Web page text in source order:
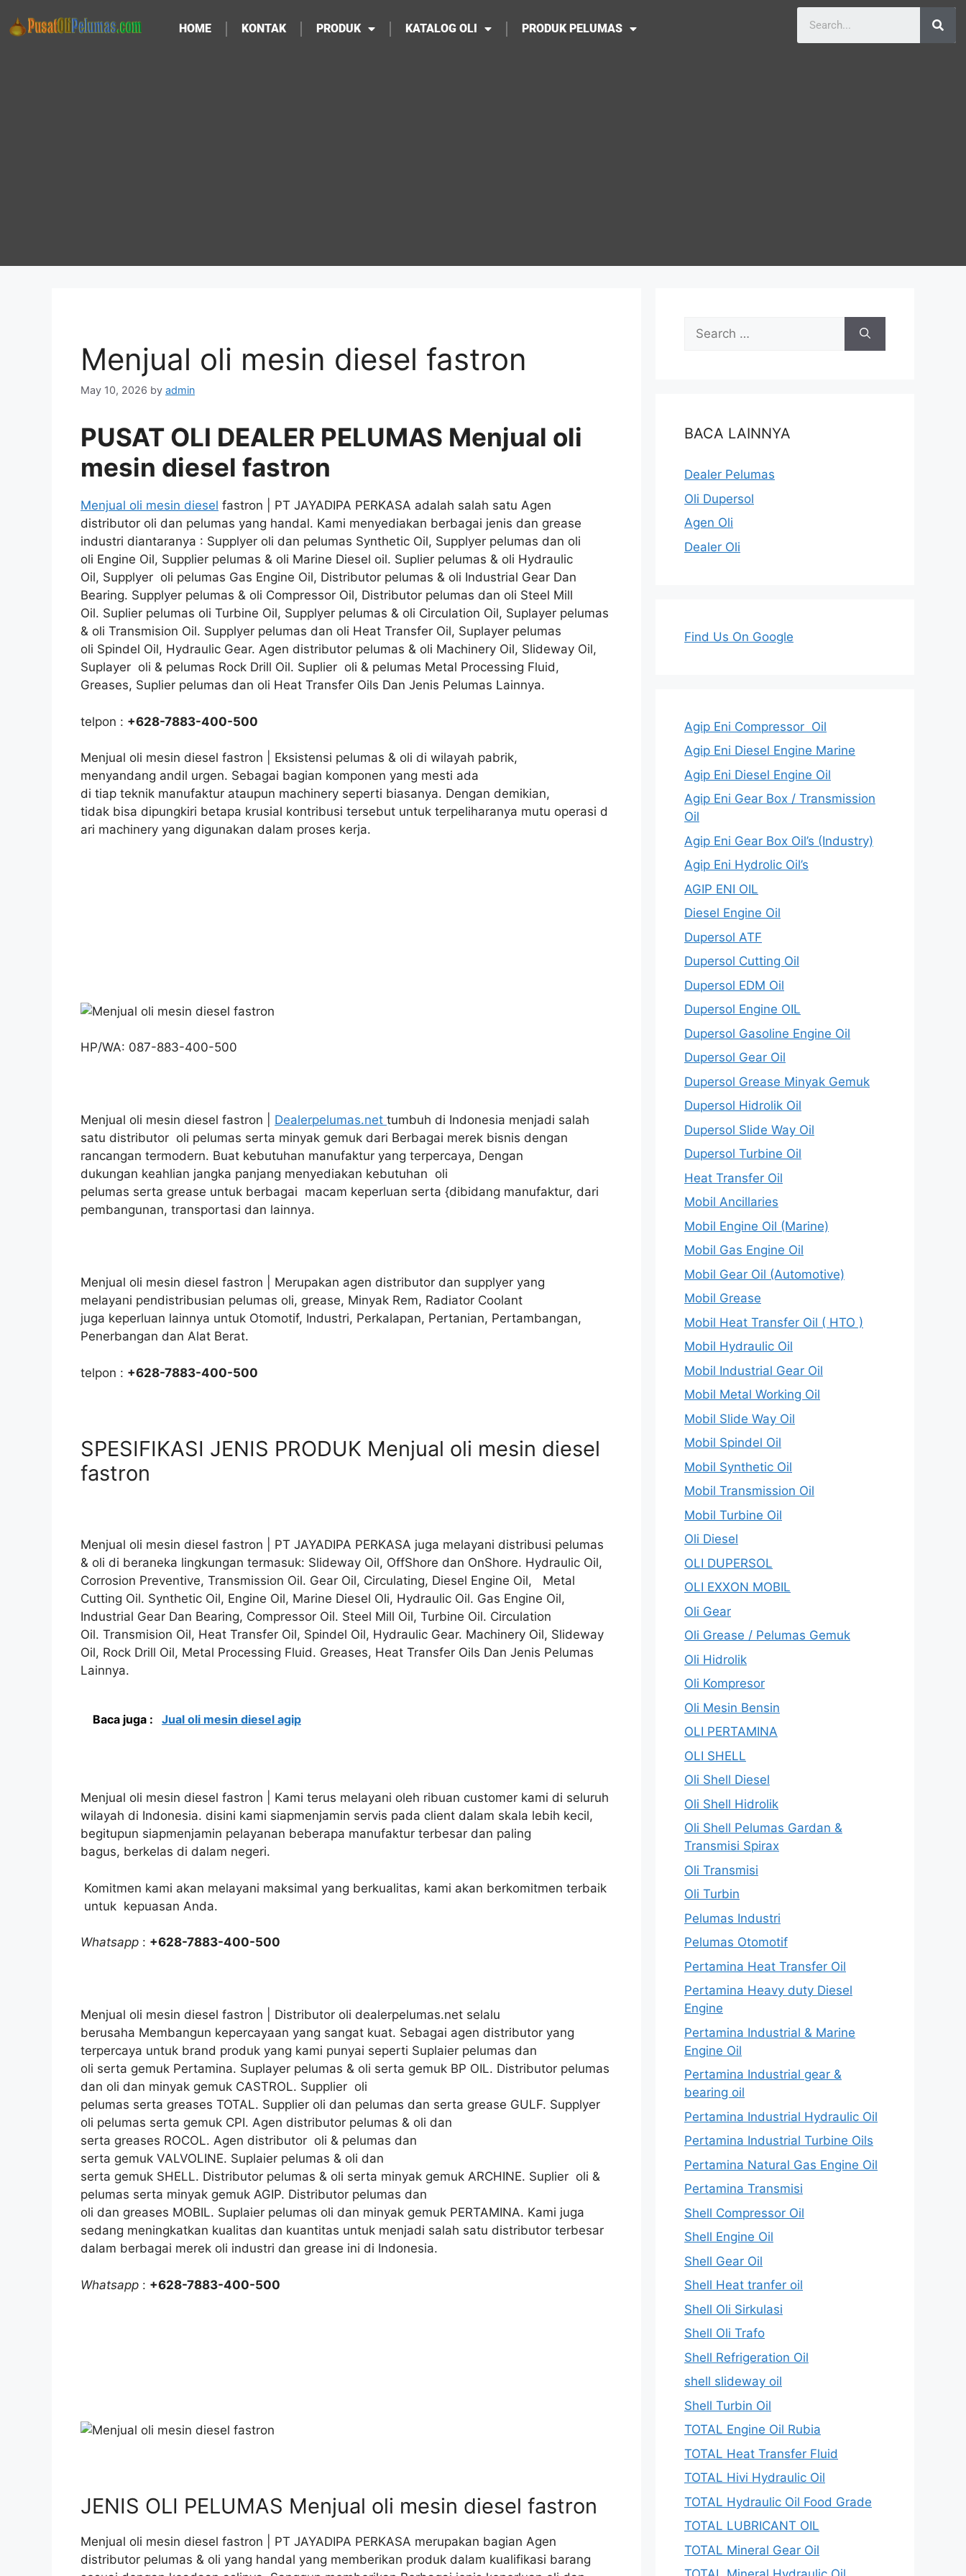
HOME KONTAK PRODUK KATALOG OLI PRODUK PELUMAS
Menjual oli mesin diesel fastron
May 10, 2026 by admin
PUSAT OLI DEALER PELUMAS Menjual oli
mesin diesel fastron
Menjual oli mesin diesel fastron | PT JAYADIPA PERKASA adalah salah satu Agen
distributor oli dan pelumas yang handal. Kami menyediakan berbagai jenis dan grease
industri diantaranya : Supplyer oli dan pelumas Synthetic Oil, Supplyer pelumas dan oli
oli Engine Oil, Supplier pelumas & oli Marine Diesel oil. Suplier pelumas & oli Hydraulic
Oil, Supplyer oli pelumas Gas Engine Oil, Distributor pelumas & oli Industrial Gear Dan
Bearing. Supplyer pelumas & oli Compressor Oil, Distributor pelumas dan oli Steel Mill
Oil. Suplier pelumas oli Turbine Oil, Supplyer pelumas & oli Circulation Oil, Suplayer pelumas
& oli Transmision Oil. Supplyer pelumas dan oli Heat Transfer Oil, Suplayer pelumas
oli Spindel Oil, Hydraulic Gear. Agen distributor pelumas & oli Machinery Oil, Slideway Oil,
Suplayer oli & pelumas Rock Drill Oil. Suplier oli & pelumas Metal Processing Fluid,
Greases, Suplier pelumas dan oli Heat Transfer Oils Dan Jenis Pelumas Lainnya.
telpon : +628-7883-400-500
Menjual oli mesin diesel fastron | Eksistensi pelumas & oli di wilayah pabrik,
menyandang andil urgen. Sebagai bagian komponen yang mesti ada
di tiap teknik manufaktur ataupun machinery seperti biasanya. Dengan demikian,
tidak bisa dipungkiri betapa krusial kontribusi tersebut untuk terpeliharanya mutu operasi d
ari machinery yang digunakan dalam proses kerja.
HP/WA: 087-883-400-500
Menjual oli mesin diesel fastron | Dealerpelumas.net tumbuh di Indonesia menjadi salah
satu distributor oli pelumas serta minyak gemuk dari Berbagai merek bisnis dengan
rancangan termodern. Buat kebutuhan manufaktur yang terpercaya, Dengan
dukungan keahlian jangka panjang menyediakan kebutuhan oli
pelumas serta grease untuk berbagai macam keperluan serta {dibidang manufaktur, dari
pembangunan, transportasi dan lainnya.
Menjual oli mesin diesel fastron | Merupakan agen distributor dan supplyer yang
melayani pendistribusian pelumas oli, grease, Minyak Rem, Radiator Coolant
juga keperluan lainnya untuk Otomotif, Industri, Perkalapan, Pertanian, Pertambangan,
Penerbangan dan Alat Berat.
telpon : +628-7883-400-500
SPESIFIKASI JENIS PRODUK Menjual oli mesin diesel
fastron
Menjual oli mesin diesel fastron | PT JAYADIPA PERKASA juga melayani distribusi pelumas
& oli di beraneka lingkungan termasuk: Slideway Oil, OffShore dan OnShore. Hydraulic Oil,
Corrosion Preventive, Transmission Oil. Gear Oil, Circulating, Diesel Engine Oil, Metal
Cutting Oil. Synthetic Oil, Engine Oil, Marine Diesel Oli, Hydraulic Oil. Gas Engine Oil,
Industrial Gear Dan Bearing, Compressor Oil. Steel Mill Oil, Turbine Oil. Circulation
Oil. Transmision Oil, Heat Transfer Oil, Spindel Oil, Hydraulic Gear. Machinery Oil, Slideway
Oil, Rock Drill Oil, Metal Processing Fluid. Greases, Heat Transfer Oils Dan Jenis Pelumas
Lainnya.
Baca juga : Jual oli mesin diesel agip
Menjual oli mesin diesel fastron | Kami terus melayani oleh ribuan customer kami di seluruh
wilayah di Indonesia. disini kami siapmenjamin servis pada client dalam skala lebih kecil,
begitupun siapmenjamin pelayanan beberapa manufaktur terbesar dan paling
bagus, berkelas di dalam negeri.
Komitmen kami akan melayani maksimal yang berkualitas, kami akan berkomitmen terbaik
untuk kepuasan Anda.
Whatsapp : +628-7883-400-500
Menjual oli mesin diesel fastron | Distributor oli dealerpelumas.net selalu
berusaha Membangun kepercayaan yang sangat kuat. Sebagai agen distributor yang
terpercaya untuk brand produk yang kami punyai seperti Suplaier pelumas dan
oli serta gemuk Pertamina. Suplayer pelumas & oli serta gemuk BP OIL. Distributor pelumas
dan oli dan minyak gemuk CASTROL. Supplier oli
pelumas serta greases TOTAL. Supplier oli dan pelumas dan serta grease GULF. Supplyer
oli pelumas serta gemuk CPI. Agen distributor pelumas & oli dan
serta greases ROCOL. Agen distributor oli & pelumas dan
serta gemuk VALVOLINE. Suplaier pelumas & oli dan
serta gemuk SHELL. Distributor pelumas & oli serta minyak gemuk ARCHINE. Suplier oli &
pelumas serta minyak gemuk AGIP. Distributor pelumas dan
oli dan greases MOBIL. Suplaier pelumas oli dan minyak gemuk PERTAMINA. Kami juga
sedang meningkatkan kualitas dan kuantitas untuk menjadi salah satu distributor terbesar
dalam berbagai merek oli industri dan grease ini di Indonesia.
Whatsapp : +628-7883-400-500
JENIS OLI PELUMAS Menjual oli mesin diesel fastron
Menjual oli mesin diesel fastron | PT JAYADIPA PERKASA merupakan bagian Agen
distributor pelumas & oli yang handal yang memberikan produk dalam kualifikasi barang
BACA LAINNYA
Dealer Pelumas
Oli Dupersol
Agen Oli
Dealer Oli
Find Us On Google
Agip Eni Compressor Oil
Agip Eni Diesel Engine Marine
Agip Eni Diesel Engine Oil
Agip Eni Gear Box / Transmission
Oil
Agip Eni Gear Box Oil’s (Industry)
Agip Eni Hydrolic Oil’s
AGIP ENI OIL
Diesel Engine Oil
Dupersol ATF
Dupersol Cutting Oil
Dupersol EDM Oil
Dupersol Engine OIL
Dupersol Gasoline Engine Oil
Dupersol Gear Oil
Dupersol Grease Minyak Gemuk
Dupersol Hidrolik Oil
Dupersol Slide Way Oil
Dupersol Turbine Oil
Heat Transfer Oil
Mobil Ancillaries
Mobil Engine Oil (Marine)
Mobil Gas Engine Oil
Mobil Gear Oil (Automotive)
Mobil Grease
Mobil Heat Transfer Oil ( HTO )
Mobil Hydraulic Oil
Mobil Industrial Gear Oil
Mobil Metal Working Oil
Mobil Slide Way Oil
Mobil Spindel Oil
Mobil Synthetic Oil
Mobil Transmission Oil
Mobil Turbine Oil
Oli Diesel
OLI DUPERSOL
OLI EXXON MOBIL
Oli Gear
Oli Grease / Pelumas Gemuk
Oli Hidrolik
Oli Kompresor
Oli Mesin Bensin
OLI PERTAMINA
OLI SHELL
Oli Shell Diesel
Oli Shell Hidrolik
Oli Shell Pelumas Gardan &
Transmisi Spirax
Oli Transmisi
Oli Turbin
Pelumas Industri
Pelumas Otomotif
Pertamina Heat Transfer Oil
Pertamina Heavy duty Diesel
Engine
Pertamina Industrial & Marine
Engine Oil
Pertamina Industrial gear &
bearing oil
Pertamina Industrial Hydraulic Oil
Pertamina Industrial Turbine Oils
Pertamina Natural Gas Engine Oil
Pertamina Transmisi
Shell Compressor Oil
Shell Engine Oil
Shell Gear Oil
Shell Heat tranfer oil
Shell Oli Sirkulasi
Shell Oli Trafo
Shell Refrigeration Oil
shell slideway oil
Shell Turbin Oil
TOTAL Engine Oil Rubia
TOTAL Heat Transfer Fluid
TOTAL Hivi Hydraulic Oil
TOTAL Hydraulic Oil Food Grade
TOTAL LUBRICANT OIL
TOTAL Mineral Gear Oil